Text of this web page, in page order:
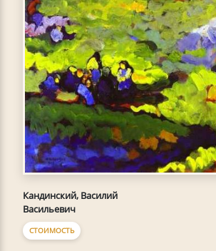
Кандинский, Василий
Васильевич
СТОИМОСТЬ